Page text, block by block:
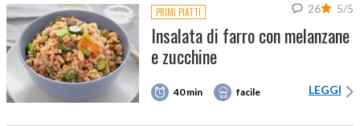
PRIMI PIATTI 5/5
26
Insalata di farro con melanzane
e zucchine
40 min facile LEGGI